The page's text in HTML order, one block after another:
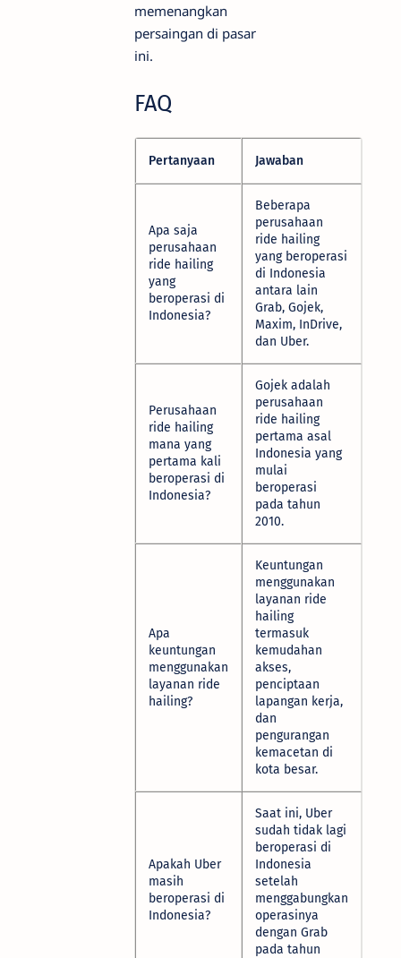
memenangkan
persaingan di pasar
ini.
FAQ
Pertanyaan Jawaban
Apa saja
perusahaan
ride hailing
yang
beroperasi di
Indonesia?
Beberapa
perusahaan
ride hailing
yang beroperasi
di Indonesia
antara lain
Grab, Gojek,
Maxim, InDrive,
dan Uber.
Perusahaan
ride hailing
mana yang
pertama kali
beroperasi di
Indonesia?
Gojek adalah
perusahaan
ride hailing
pertama asal
Indonesia yang
mulai
beroperasi
pada tahun
2010.
Apa
keuntungan
menggunakan
layanan ride
hailing?
Keuntungan
menggunakan
layanan ride
hailing
termasuk
kemudahan
akses,
penciptaan
lapangan kerja,
dan
pengurangan
kemacetan di
kota besar.
Apakah Uber
masih
beroperasi di
Indonesia?
Saat ini, Uber
sudah tidak lagi
beroperasi di
Indonesia
setelah
menggabungkan
operasinya
dengan Grab
pada tahun